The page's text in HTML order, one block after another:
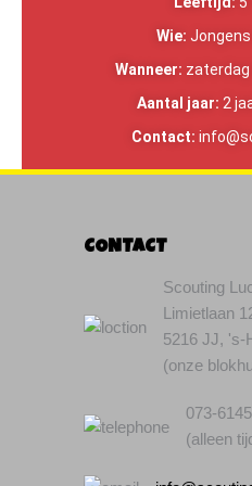
Wie:
Wanneer: zaterdag
Aantal jaar: 2
Contact:
CONTACT
Scouting
Limietlaan
5216 JJ, 's-
(onze
073-
(alleen